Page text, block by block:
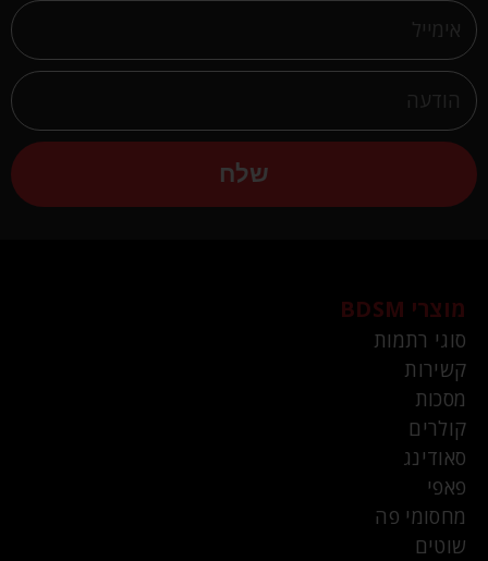
שלח
מוצרי BDSM
סוגי רתמות
קשירות
מסכות
קולרים
סאודינג
פאפי
מחסומי פה
שוטים